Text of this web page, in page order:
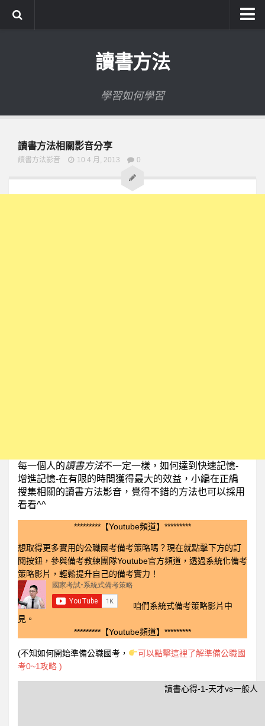
讀書方法
學習如何學習
讀書方法相關影音分享
讀書方法影音 10 4 月, 2013 0
每一個人的讀書方法不一定一樣，如何達到快速記憶-
增進記憶-在有限的時間獲得最大的效益，小編在正編
搜集相關的讀書方法影音，覺得不錯的方法也可以採用
看看^^
*********【Youtube頻道】*********
想取得更多實用的公職國考備考策略嗎？現在就點擊下方的訂
閱按鈕，參與備考教練團隊Youtube官方頻道，透過系統化備考
策略影片，輕鬆提升自己的備考實力！
咱們系統式備考策略影片中
見。
*********【Youtube頻道】*********
(不知如何開始準備公職國考，
可以點擊這裡了解準備公職國
考0~1攻略 )
讀書心得-1-天才vs一般人